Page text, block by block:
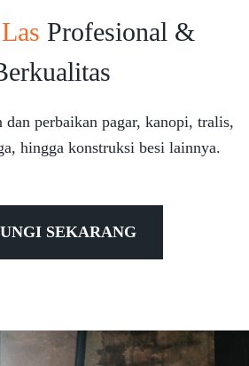
Profesional &
dan perbaikan pagar, kanopi, tralis,
hingga konstruksi besi lainnya.
SEKARANG